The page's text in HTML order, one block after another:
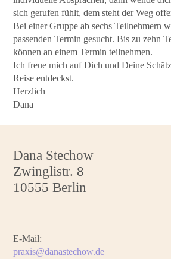
sich gerufen fühlt, dem steht der Weg
Bei einer Gruppe ab sechs Teilnehmern
passenden Termin gesucht. Bis zu zehn
können an einem Termin teilnehmen.
Ich freue mich auf Dich und Deine
Reise entdeckst.
Herzlich
Dana
Dana Stechow
Zwinglistr. 8
10555 Berlin
E-Mail:
praxis@danastechow.de